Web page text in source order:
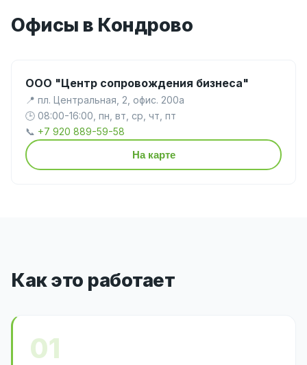
Офисы в Кондрово
ООО "Центр сопровождения бизнеса"
📍 пл. Центральная, 2, офис. 200а
🕒 08:00-16:00, пн, вт, ср, чт, пт
📞 +7 920 889-59-58
На карте
Как это работает
01